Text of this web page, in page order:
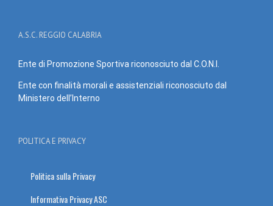
A.S.C. REGGIO CALABRIA
Ente di Promozione Sportiva riconosciuto dal C.O.N.I.
Ente con finalità morali e assistenziali riconosciuto dal
Ministero dell’Interno
POLITICA E PRIVACY
Politica sulla Privacy
Informativa Privacy ASC